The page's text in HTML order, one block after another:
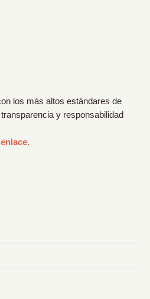
los más altos estándares de
y responsabilidad